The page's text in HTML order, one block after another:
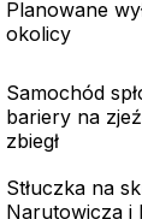
Planowane
okolicy
Samochód
bariery na
zbiegł
Stłuczka na
Narutowicza i